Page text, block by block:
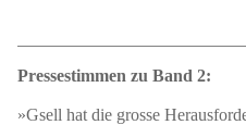
Pressestimmen zu Band 2:
»Gsell hat die grosse